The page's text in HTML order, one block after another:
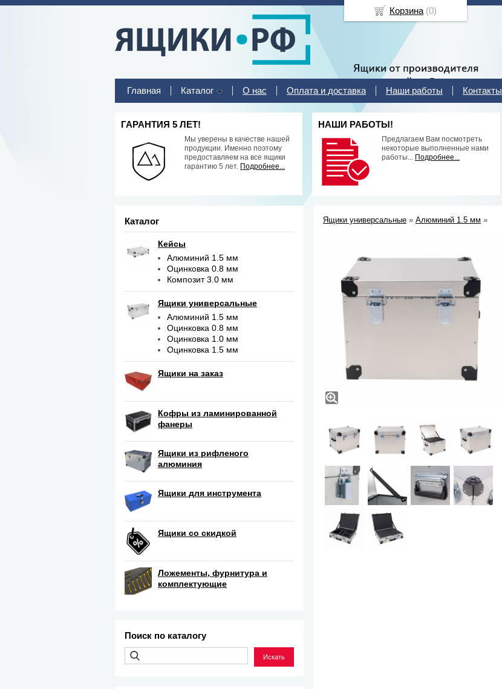
Главная Каталог О нас Оплата и доставка Наши работы Контакты
ГАРАНТИЯ 5 ЛЕТ!
Мы уверены в качестве нашей
продукции. Именно поэтому
предоставляем на все ящики
гарантию 5 лет. Подробнее...
НАШИ РАБОТЫ!
Предлагаем Вам посмотреть
некоторые выполненные нами
работы... Подробнее...
Каталог
Кейсы
Алюминий 1.5 мм
Оцинковка 0.8 мм
Композит 3.0 мм
Ящики универсальные
Алюминий 1.5 мм
Оцинковка 0.8 мм
Оцинковка 1.0 мм
Оцинковка 1.5 мм
Ящики на заказ
Кофры из ламинированной
фанеры
Ящики из рифленого
алюминия
Ящики для инструмента
Ящики со скидкой
Ложементы, фурнитура и
комплектующие
Поиск по каталогу
Ящики универсальные » Алюминий 1.5 мм »
Корзина (0)